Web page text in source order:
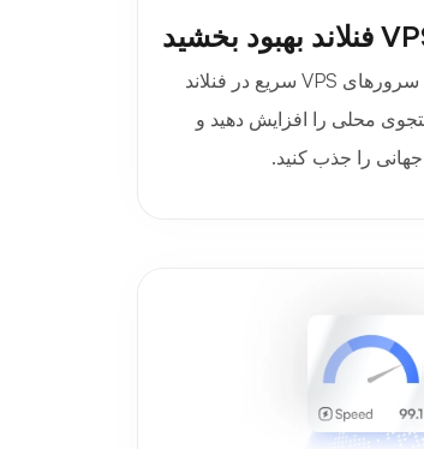
سئوی وب‌سایت خود را با سرورهای VPS سریع در فنلاند
محلی را افزایش دهید و
جهانی را جذب کنید.